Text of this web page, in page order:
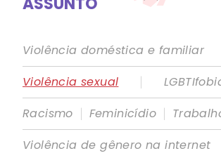
Violência doméstica e familiar
Violência sexual
|
Racismo | Feminicídio |
Violência de gênero na internet